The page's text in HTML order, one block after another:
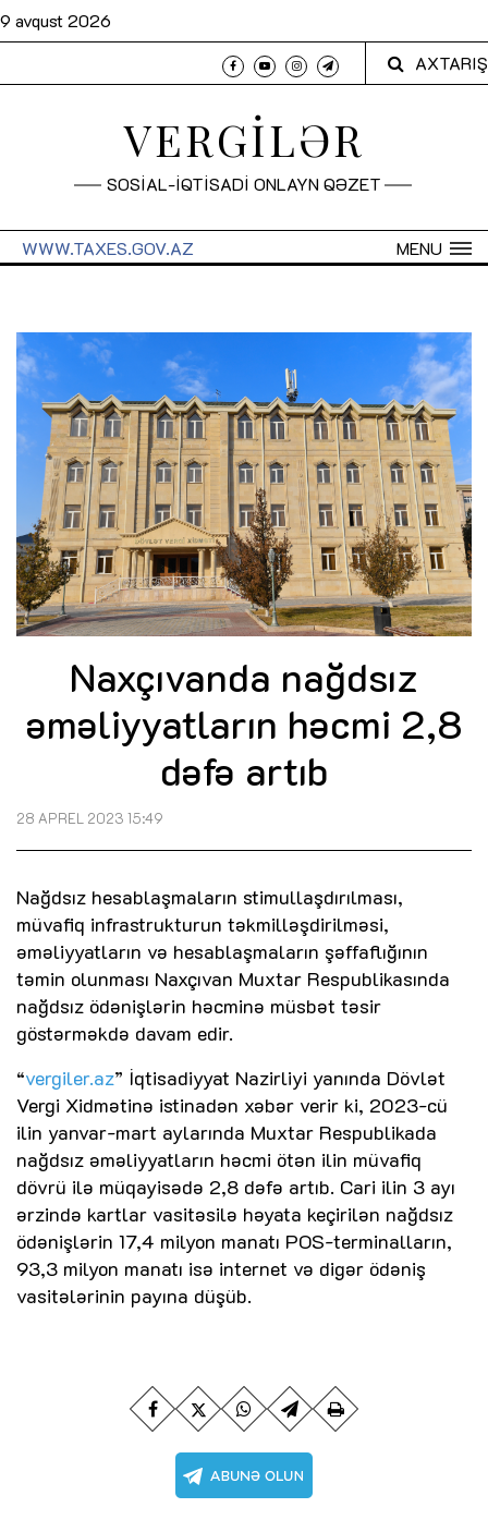
9 avqust 2026
AXTARIŞ
VERGİLƏR
SOSİAL-İQTİSADİ ONLAYN QƏZET
MENU
WWW.TAXES.GOV.AZ
Naxçıvanda nağdsız
əməliyyatların həcmi 2,8
dəfə artıb
28 APREL 2023 15:49
Nağdsız hesablaşmaların stimullaşdırılması,
müvafiq infrastrukturun təkmilləşdirilməsi,
əməliyyatların və hesablaşmaların şəffaflığının
təmin olunması Naxçıvan Muxtar Respublikasında
nağdsız ödənişlərin həcminə müsbət təsir
göstərməkdə davam edir.
“vergiler.az” İqtisadiyyat Nazirliyi yanında Dövlət
Vergi Xidmətinə istinadən xəbər verir ki, 2023-cü
ilin yanvar-mart aylarında Muxtar Respublikada
nağdsız əməliyyatların həcmi ötən ilin müvafiq
dövrü ilə müqayisədə 2,8 dəfə artıb. Cari ilin 3 ayı
ərzində kartlar vasitəsilə həyata keçirilən nağdsız
ödənişlərin 17,4 milyon manatı POS-terminalların,
93,3 milyon manatı isə internet və digər ödəniş
vasitələrinin payına düşüb.